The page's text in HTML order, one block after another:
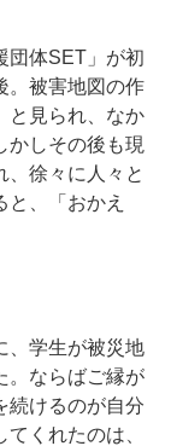
団体SET」が初
。被害地図の作
と見られ、なか
かしその後も現
、徐々に人々と
、「おかえ
、学生が被災地
。ならばご縁が
続けるのが自分
くれたのは、